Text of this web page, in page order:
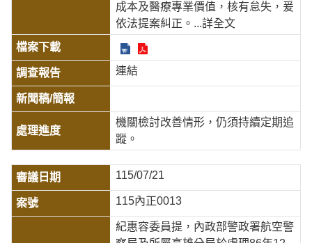
成本及醫療專業價值，核有怠失，爰
依法提案糾正。 ...詳全文
連結
機關檢討改善情形，仍須持續定期追
蹤。
115/07/21
115內正0013
紀惠容委員提，內政部警政署航空警